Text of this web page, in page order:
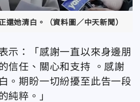
還她清白。（資料圖／中天新聞）
示：「感謝一直以來身邊朋
信任、關心和支持 。感謝
。期盼一切紛擾至此告一段
純粹。」